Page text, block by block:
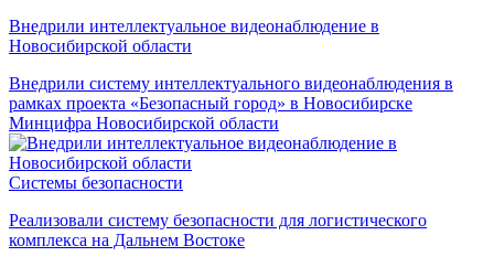
Внедрили интеллектуальное видеонаблюдение в
Новосибирской области
Внедрили систему интеллектуального видеонаблюдения в
рамках проекта «Безопасный город» в Новосибирске
Минцифра Новосибирской области
Системы безопасности
Реализовали систему безопасности для логистического
комплекса на Дальнем Востоке